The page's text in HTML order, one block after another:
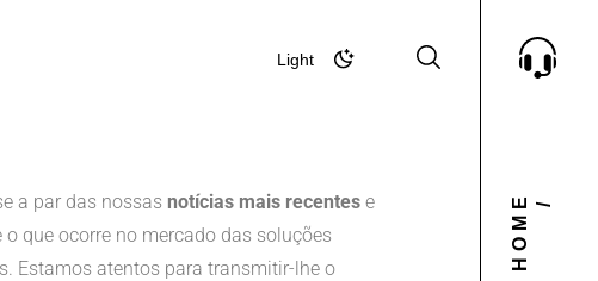
Light
a par das nossas notícias mais recentese
o que ocorre no mercado das soluções
Estamos atentos para transmitir-lhe o
HOME /